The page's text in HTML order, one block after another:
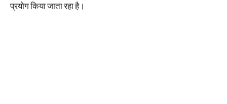
प्रयोग किया जाता रहा है।